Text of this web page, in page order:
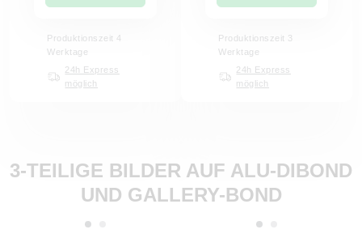
Produktionszeit 4
Werktage
24h Express
möglich
Produktionszeit 3
Werktage
24h Express
möglich
3-TEILIGE BILDER AUF ALU-DIBOND
UND GALLERY-BOND